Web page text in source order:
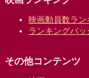
映画動員数ラン
ランキングバッ
その他コンテンツ